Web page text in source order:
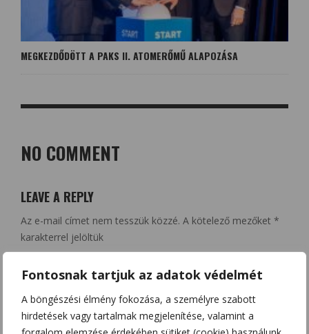
Fontosnak tartjuk az adatok védelmét
A böngészési élmény fokozása, a személyre szabott
hirdetések vagy tartalmak megjelenítése, valamint a
MEGKEZDŐDÖTT A PAKS II. ATOMERŐMŰ ALAPOZÁSA
NO COMMENT
LEAVE A REPLY
Az e-mail címet nem tesszük közzé. A kötelező mezőket *
karakterrel jelöltük